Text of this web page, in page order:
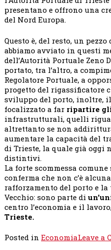
presentano e offrono una
del Nord Europa.
Questo è, del resto, un pezzo
abbiamo avviato in questi
dell’Autorità Portuale Zeno
portato, tra l’altro, a
Regolatore Portuale, a
progetto del rigassificatore
sviluppo del porto, inoltre,
focalizzato a far ripartire
infrastrutturali, quelli
altrettanto se non
aumentare la capacità del
di Trieste, la quale già oggi
distintivi.
La forte scommessa
conferma che non c’è
rafforzamento del porto e
Vecchio: sono parte di
centro l’economia e il
Trieste.
Posted in EconomiaLeave a